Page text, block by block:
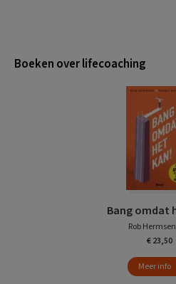
Boeken over lifecoaching
Bang omdat
Rob
€ 23,50
Meer info